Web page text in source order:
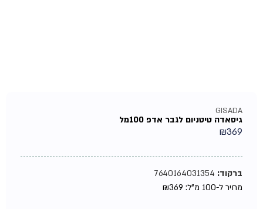
GISADA
גיסאדה טיטניום לגבר אדפ 100מל
₪369
ברקוד:7640164031354
מחיר ל-100 מ"ל:
₪369